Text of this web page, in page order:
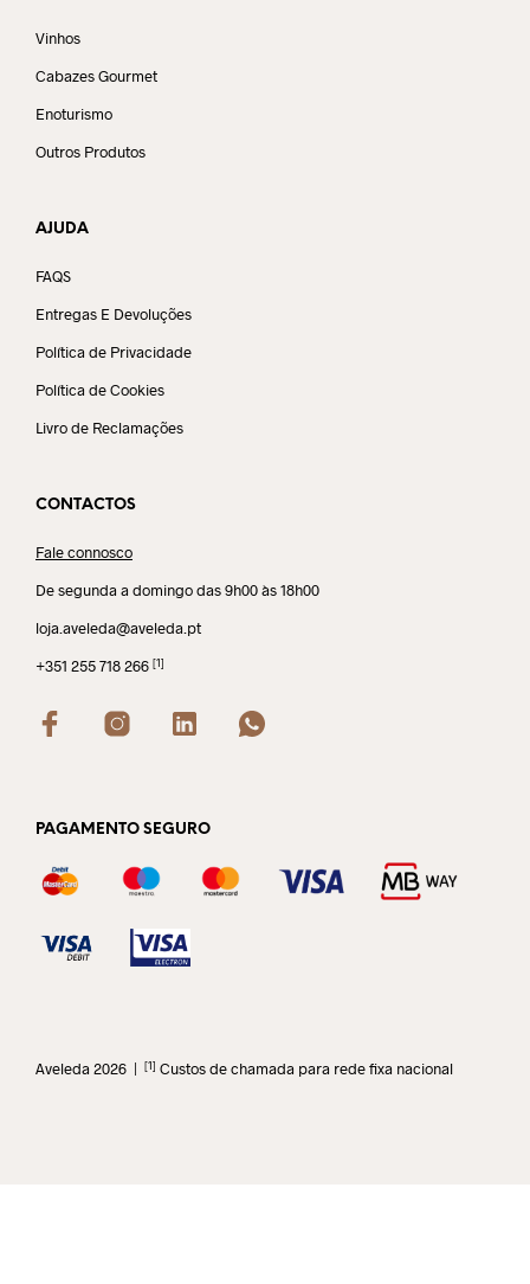
Vinhos
Cabazes Gourmet
Enoturismo
Outros Produtos
AJUDA
FAQS
Entregas E Devoluções
Política de Privacidade
Política de Cookies
Livro de Reclamações
CONTACTOS
Fale connosco
De segunda a domingo das 9h00 às 18h00
loja.aveleda@aveleda.pt
+351 255 718 266 [1]
PAGAMENTO SEGURO
Aveleda 2026 | [1] Custos de chamada para rede fixa nacional